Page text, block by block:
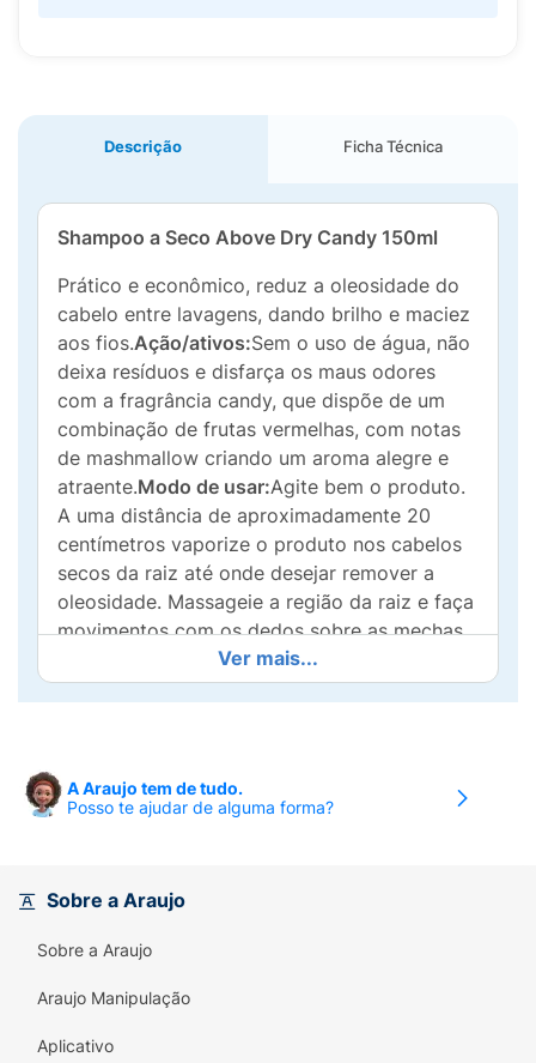
Descrição Ficha Técnica
Shampoo a Seco Above Dry Candy 150ml
Prático e econômico, reduz a oleosidade do
cabelo entre lavagens, dando brilho e maciez
aos fios.Ação/ativos:Sem o uso de água, não
deixa resíduos e disfarça os maus odores
com a fragrância candy, que dispõe de um
combinação de frutas vermelhas, com notas
de mashmallow criando um aroma alegre e
atraente.Modo de usar:Agite bem o produto.
A uma distância de aproximadamente 20
centímetros vaporize o produto nos cabelos
secos da raiz até onde desejar remover a
oleosidade. Massageie a região da raiz e faça
movimentos com os dedos sobre as mechas
até o efeito branco sumir. Penteie ou escove
os cabelos para um acabamento perfeito.
Ver mais...
A Araujo tem de tudo.
Posso te ajudar de alguma forma?
Sobre a Araujo
Sobre a Araujo
Araujo Manipulação
Aplicativo